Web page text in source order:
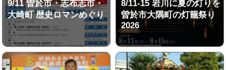
9/11 曽於市・志布志市・
大崎町 歴史ロマンめぐり
8/11-15 岩川に夏の灯りを
曽於市大隅町の灯籠祭り
2026